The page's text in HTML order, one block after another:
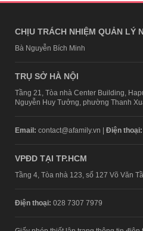
CHỊU TRÁCH NHIỆM QUẢN LÝ
Bà Nguyễn Bích Minh
TRỤ SỞ HÀ NỘI
Tầng 21, Tòa nhà Center Building,
Nguyễn Huy Tưởng, phường Thanh
Email: contact@afamily.vn | Điện thoại:
VPĐD TẠI TP.HCM
Tầng 4, Tòa nhà 123, số 127 Võ Văn
Điện thoại: 028 7307 7979